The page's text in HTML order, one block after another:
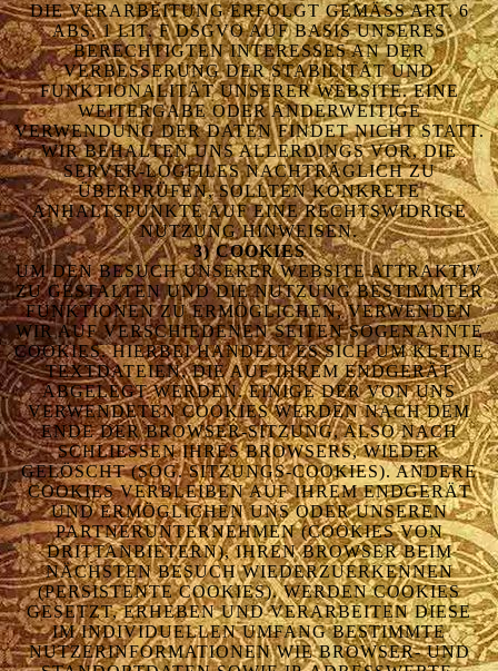
DIE VERARBEITUNG ERFOLGT GEMÄSS ART. 6 A
BS. 1 LIT. F DSGVO AUF BASIS UNSERES B
ERECHTIGTEN INTERESSES AN DER V
ERBESSERUNG DER STABILITÄT UND F
UNKTIONALITÄT UNSERER WEBSITE. EINE W
EITERGABE ODER ANDERWEITIGE V
ERWENDUNG DER DATEN FINDET NICHT STATT. W
IR BEHALTEN UNS ALLERDINGS VOR, DIE S
ERVER-LOGFILES NACHTRÄGLICH ZU Ü
BERPRÜFEN, SOLLTEN KONKRETE A
NHALTSPUNKTE AUF EINE RECHTSWIDRIGE N
UTZUNG HINWEISEN.
3) COOKIES
UM DEN BESUCH UNSERER WEBSITE ATTRAKTIV
ZU GESTALTEN UND DIE NUTZUNG BESTIMMTER
FUNKTIONEN ZU ERMÖGLICHEN, VERWENDEN
WIR AUF VERSCHIEDENEN SEITEN SOGENANNTE
COOKIES. HIERBEI HANDELT ES SICH UM KLEINE
TEXTDATEIEN, DIE AUF IHREM ENDGERÄT
ABGELEGT WERDEN. EINIGE DER VON UNS
VERWENDETEN COOKIES WERDEN NACH DEM
ENDE DER BROWSER-SITZUNG, ALSO NACH
SCHLIESSEN IHRES BROWSERS, WIEDER G
ELÖSCHT (SOG. SITZUNGS-COOKIES). ANDERE C
OOKIES VERBLEIBEN AUF IHREM ENDGERÄT U
ND ERMÖGLICHEN UNS ODER UNSEREN P
ARTNERUNTERNEHMEN (COOKIES VON D
RITTANBIETERN), IHREN BROWSER BEIM N
ÄCHSTEN BESUCH WIEDERZUERKENNEN (
PERSISTENTE COOKIES). WERDEN COOKIES G
ESETZT, ERHEBEN UND VERARBEITEN DIESE I
M INDIVIDUELLEN UMFANG BESTIMMTE N
UTZERINFORMATIONEN WIE BROWSER- UND S